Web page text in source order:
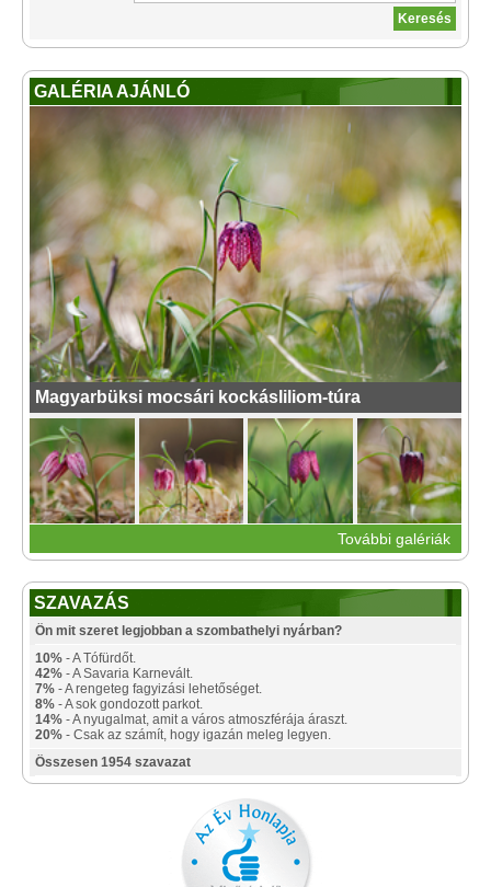
GALÉRIA AJÁNLÓ
Magyarbüksi mocsári kockásliliom-túra
További galériák
SZAVAZÁS
Ön mit szeret legjobban a szombathelyi nyárban?
10% - A Tófürdőt.
42% - A Savaria Karnevált.
7% - A rengeteg fagyizási lehetőséget.
8% - A sok gondozott parkot.
14% - A nyugalmat, amit a város atmoszférája áraszt.
20% - Csak az számít, hogy igazán meleg legyen.
Összesen 1954 szavazat